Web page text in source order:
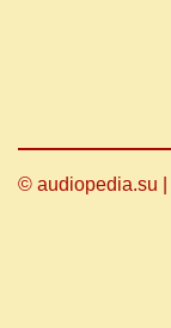
© audiopedia.su |